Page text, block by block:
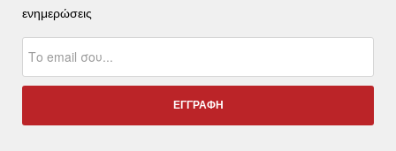
ενημερώσεις